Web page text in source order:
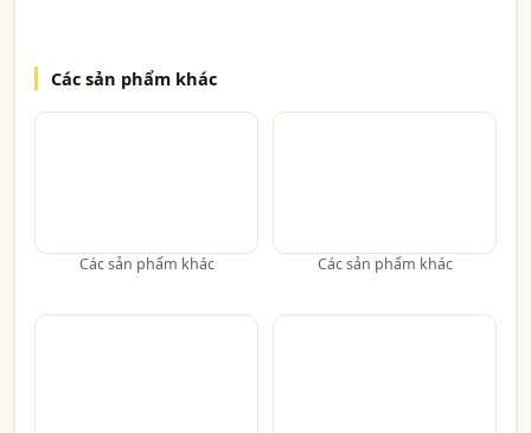
Các sản phẩm khác
Các sản phẩm khác Các sản phẩm khác